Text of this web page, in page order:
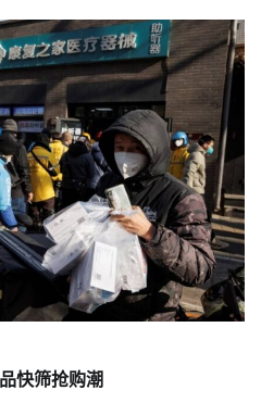
快筛抢购潮